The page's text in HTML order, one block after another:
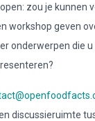
zou je kunnen
workshop geven
onderwerpen die
discussieruimte